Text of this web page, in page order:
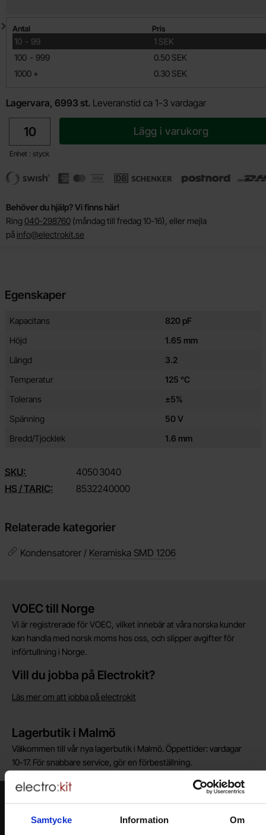
Samtycke Information Om
Mängdrabatt
Antal Pris
10 -
till 99
1 SEK
100 -
till 999
0.50 SEK
1000 +
till 0.30 SEK
Lagervara, 6993 st. Leveranstid ca 1-3 vardagar
Enhet : styck
Lägg i varukorg
Behöver du hjälp? Vi finns här!
Ring 040-298760 (måndag till fredag 10-16), eller mejla
på info@electrokit.se
Egenskaper
Egenskaper/attribut för denna produkt
Attribut
Kapacitans
820 pF
Höjd
1.65 mm
Längd
3.2
Temperatur
125 °C
Tolerans
±5%
Spänning
50 V
Bredd/Tjocklek
1.6 mm
SKU: 40503040
HS / TARIC:
8532240000
Relaterade kategorier
Kondensatorer / Keramiska SMD 1206
Kort allmän information
VOEC till Norge
Vi är registrerade för VOEC, vilket innebär at våra norska kunder
kan handla med norsk moms hos oss, och slipper avgifter för
införtullning i Norge.
Vill du jobba på Electrokit?
Läs mer om att jobba på electrokit
Lagerbutik i Malmö
Välkommen till vår nya lagerbutik i Malmö. Öppettider: vardagar
10-17. För snabbare service, gör en förbeställning.
Jag önskar erbjudanden, rabatter och produktnyheter direkt till min